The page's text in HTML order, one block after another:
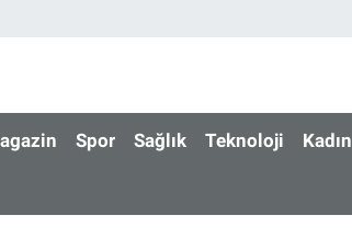
Spor Sağlık Teknoloji Kadın